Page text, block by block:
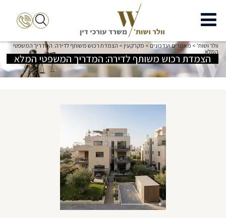
הצמדת רכוש משותף לדירה: המדריך המשפטי המלא
וולר ושות' > מאמרים ועדכונים > מקרקעין > הצמדת רכוש משותף לדירה: המדריך המשפטי
המלא